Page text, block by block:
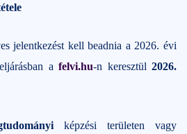
jelentkezést kell beadnia a 2026. évi
a felvi.hu-n keresztül 2026.
képzési területen vagy